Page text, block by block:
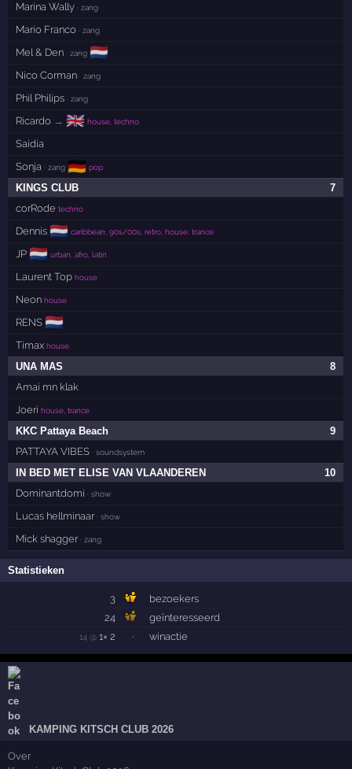
Marina Wally · zang
Mario Franco · zang
Mel & Den · zang 🇳🇱
Nico Corman · zang
Phil Philips · zang
Ricardo → 🇬🇧 house, techno
Saidia
Sonja · zang 🇩🇪 pop
7
KINGS CLUB
corRode techno
Dennis 🇳🇱 caribbean, 90s/00s, retro, house, trance
JP 🇳🇱 urban, afro, latin
Laurent Top house
Neon house
RENS 🇳🇱
Timax house
8
UNA MAS
Amai mn klak
Joeri house, trance
9
KKC Pattaya Beach
PATTAYA VIBES · soundsystem
10
IN BED MET ELISE VAN VLAANDEREN
Dominantdomi · show
Lucas hellminaar· show
Mick shagger· zang
Statistieken
3
bezoekers
24
geïnteresseerd
14 @ 1× 2 · winactie
KAMPING KITSCH CLUB 2026
Over